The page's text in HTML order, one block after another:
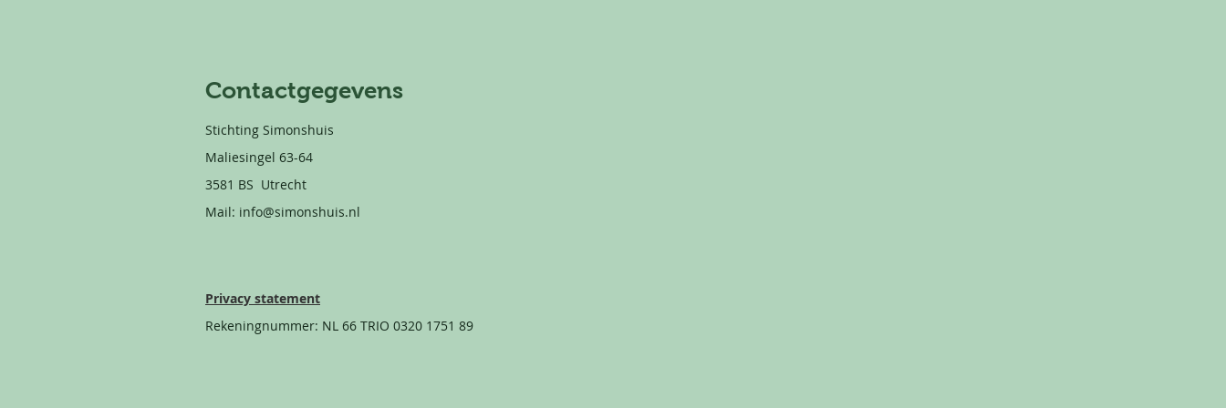
Contactgegevens
Stichting Simonshuis
Maliesingel 63-64
3581 BS Utrecht
Mail: info@simonshuis.nl
Privacy statement
Rekeningnummer: NL 66 TRIO 0320 1751 89